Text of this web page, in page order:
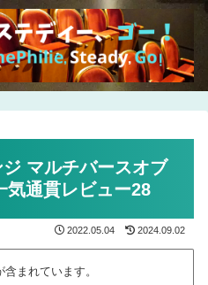
ジ マルチバースオブ
気通貫レビュー28
2022.05.04 2024.09.02
まれています。